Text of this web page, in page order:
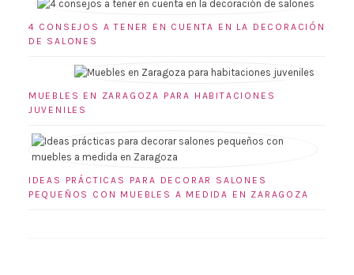
4 CONSEJOS A TENER EN CUENTA EN LA DECORACIÓN
DE SALONES
MUEBLES EN ZARAGOZA PARA HABITACIONES
JUVENILES
IDEAS PRÁCTICAS PARA DECORAR SALONES
PEQUEÑOS CON MUEBLES A MEDIDA EN ZARAGOZA